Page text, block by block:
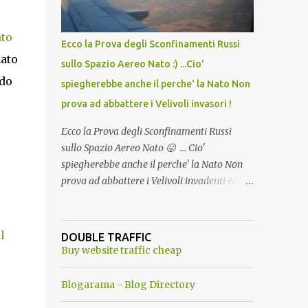
del Capo, era "spettacolare Ghiacciato, ma
andava bene anche, a Temperatura
Ambiente"! Riproponiamo l'articolo per NON
Ecco la Prova degli Sconfinamenti Russi
sullo Spazio Aereo Nato :) ...Cio'
spiegherebbe anche il perche' la Nato Non
prova ad abbattere i Velivoli invasori !
Ecco la Prova degli Sconfinamenti Russi
sullo Spazio Aereo Nato 😛 ... Cio'
spiegherebbe anche il perche' la Nato Non
prova ad abbattere i Velivoli invadenti ed
alcuna notizia di un'invasione dello spazio
aereo NATO da parte di un robot chiamato
ancora una fantasia Nato o forse una "False
DOUBLE TRAFFIC
Buy website traffic cheap
Blogarama - Blog Directory